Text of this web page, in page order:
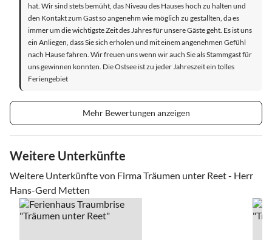
hat. Wir sind stets bemüht, das Niveau des Hauses hoch zu halten und
den Kontakt zum Gast so angenehm wie möglich zu gestallten, da es
immer um die wichtigste Zeit des Jahres für unsere Gäste geht. Es ist uns
ein Anliegen, dass Sie sich erholen und mit einem angenehmen Gefühl
nach Hause fahren. Wir freuen uns wenn wir auch Sie als Stammgast für
uns gewinnen konnten. Die Ostsee ist zu jeder Jahreszeit ein tolles
Feriengebiet
Mehr Bewertungen anzeigen
Weitere Unterkünfte
Weitere Unterkünfte von Firma Träumen unter Reet - Herr
Hans-Gerd Metten